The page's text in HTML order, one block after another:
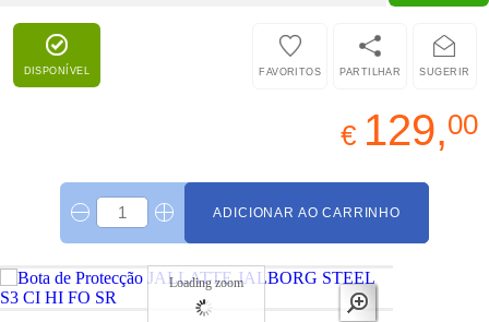
DISPONÍVEL SUGERIR
PARTILHAR
FAVORITOS
€ 129,00
ADICIONAR AO CARRINHO
Loading zoom